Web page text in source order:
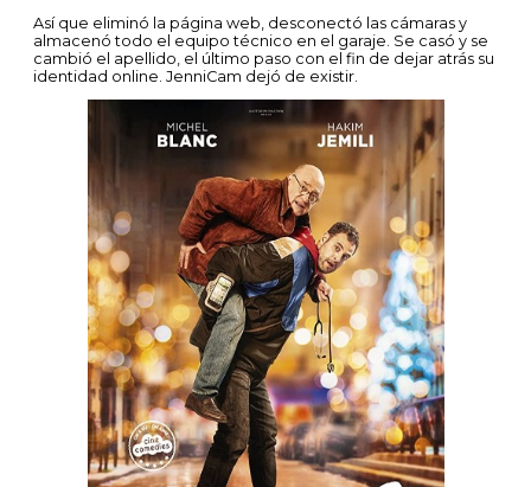
Así que eliminó la página web, desconectó las cámaras y
almacenó todo el equipo técnico en el garaje. Se casó y se
cambió el apellido, el último paso con el fin de dejar atrás su
identidad online. JenniCam dejó de existir.